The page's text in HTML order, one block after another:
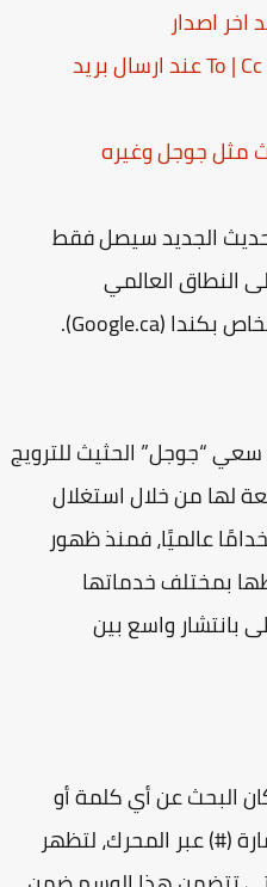
اصدار
ماهو الفرق بين To | Cc | Bcc | Subject عند ارسال بريد
جوجل وغيره
الجديد سيصل فقط
العالمي
“جوجل” الحثيث للترويج
لها من خلال استغلال
عالميًا، فمنذ ظهور
بمختلف خدماتها
واسع بين
البحث عن أي كلمة أو
عبر المحرك، لتظهر